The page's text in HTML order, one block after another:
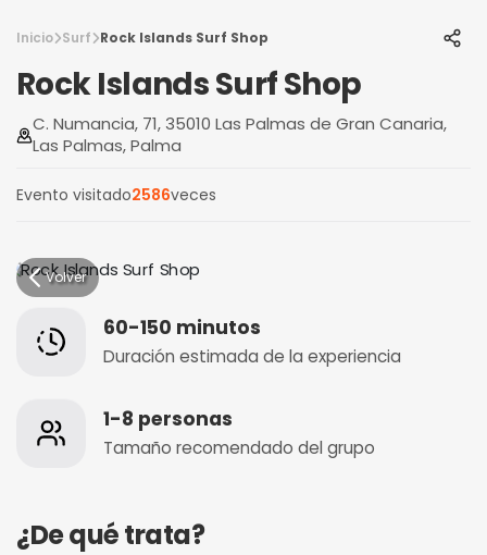
Inicio Surf Rock Islands Surf Shop
Rock Islands Surf Shop
C. Numancia, 71, 35010 Las Palmas de Gran Canaria,
Las Palmas, Palma
Evento visitado2586veces
Volver
60-150 minutos
Duración estimada de la experiencia
1-8 personas
Tamaño recomendado del grupo
¿De qué trata?